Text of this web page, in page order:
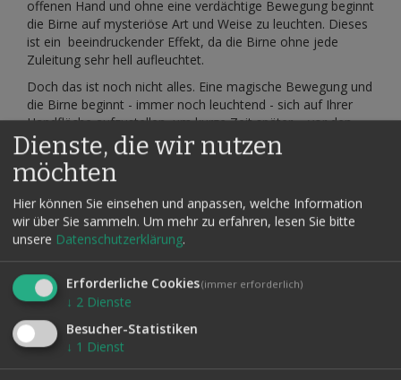
offenen Hand und ohne eine verdächtige Bewegung beginnt
die Birne auf mysteriöse Art und Weise zu leuchten. Dieses
ist ein beeindruckender Effekt, da die Birne ohne jede
Zuleitung sehr hell aufleuchtet.
Doch das ist noch nicht alles. Eine magische Bewegung und
die Birne beginnt - immer noch leuchtend - sich auf Ihrer
Handfläche aufzustellen, um kurze Zeit später - vor den
Augen Ihrer verblüfften Zuschauer - zu schweben, auf und
ab, nach links und rechts. Nach diesem
Schwebeeffekt nehmen Sie die leuchtende Birne aus der
vorbei. Ein wirklich beeindruckender Effekt!
Sehen Sie sich das Video an, alles läuft so ab, wie es dort zu
Dieser Klassiker im neuen Gewand wurde komplett neu
designed. Eine bessere Elektronik und ein versteckter
Powerschalter geben Ihnen mehr Kontrolle und Sicherheit
bei diesem Effekt.
Dienste, die wir nutzen
möchten
Hier können Sie einsehen und anpassen, welche Information
wir über Sie sammeln. Um mehr zu erfahren, lesen Sie bitte
unsere Datenschutzerklärung.
Erforderliche Cookies(immer erforderlich)
↓ 2 Dienste
Besucher-Statistiken
↓ 1 Dienst